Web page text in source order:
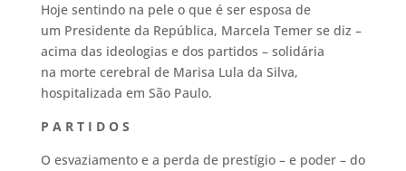
Hoje sentindo na pele o que é ser esposa de
um Presidente da República, Marcela Temer se diz –
acima das ideologias e dos partidos – solidária
na morte cerebral de Marisa Lula da Silva,
hospitalizada em São Paulo.
P A R T I D O S
O esvaziamento e a perda de prestígio – e poder – do